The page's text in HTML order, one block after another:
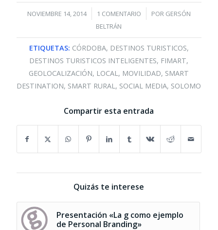
NOVIEMBRE 14, 2014
/ 1 COMENTARIO
/ POR GERSÓN
BELTRÁN
ETIQUETAS: CÓRDOBA, DESTINOS TURISTICOS,
DESTINOS TURISTICOS INTELIGENTES, FIMART,
GEOLOCALIZACIÓN, LOCAL, MOVILIDAD, SMART
DESTINATION, SMART RURAL, SOCIAL MEDIA, SOLOMO
Compartir esta entrada
Quizás te interese
Presentación «La g como ejemplo
de Personal Branding»